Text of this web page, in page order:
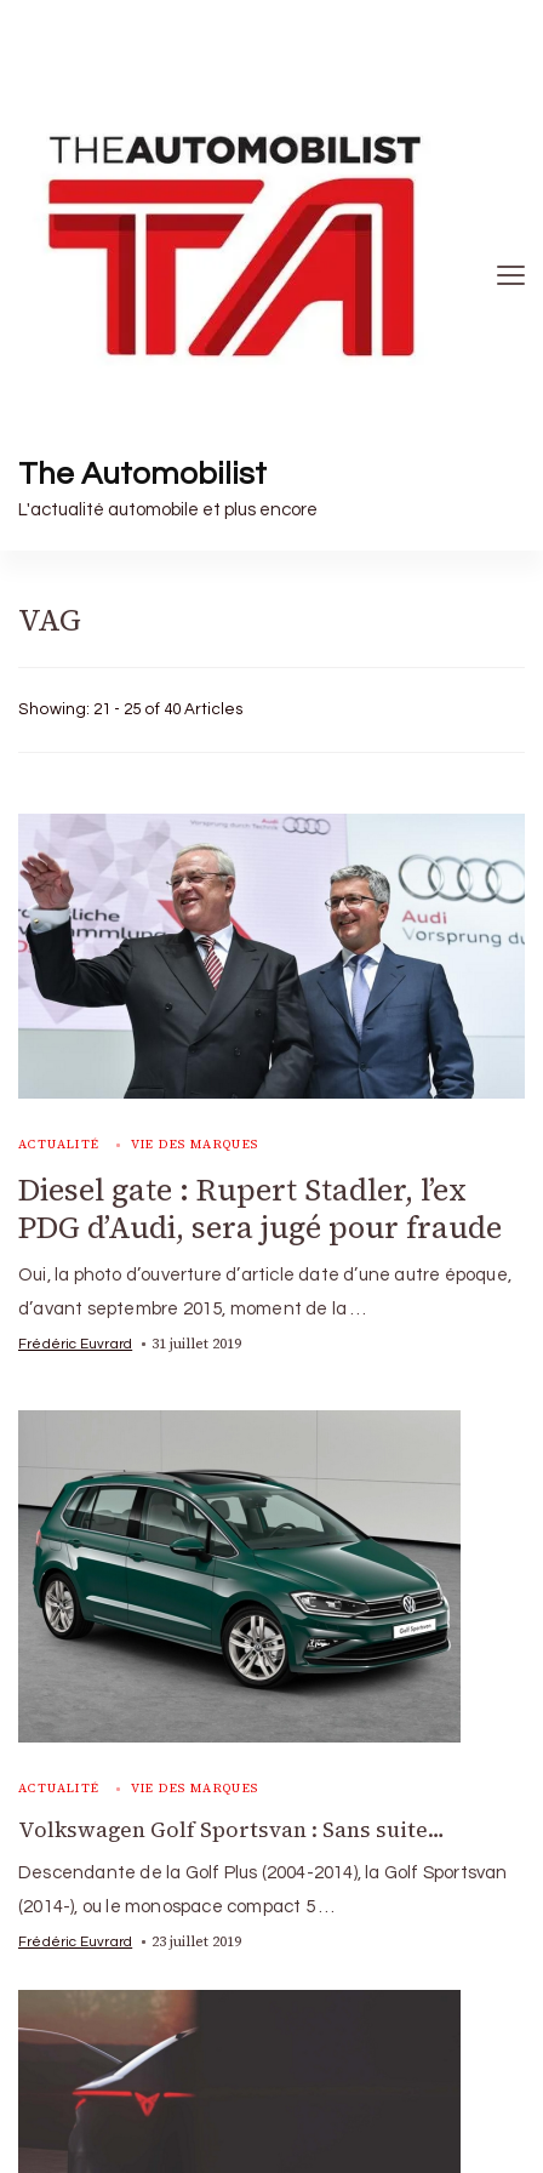
The Automobilist
L'actualité automobile et plus encore
VAG
Showing: 21 - 25 of 40 Articles
ACTUALITÉ VIE DES MARQUES
Diesel gate : Rupert Stadler, l’ex
PDG d’Audi, sera jugé pour fraude
Oui, la photo d’ouverture d’article date d’une autre époque,
d’avant septembre 2015, moment de la …
Frédéric Euvrard 31 juillet 2019
ACTUALITÉ VIE DES MARQUES
Volkswagen Golf Sportsvan : Sans suite…
Descendante de la Golf Plus (2004-2014), la Golf Sportsvan
(2014-), ou le monospace compact 5 …
Frédéric Euvrard 23 juillet 2019